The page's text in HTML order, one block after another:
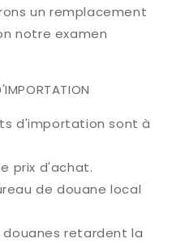
un remplacement
notre examen
d'importation sont à
prix d'achat.
de douane local
douanes retardent la